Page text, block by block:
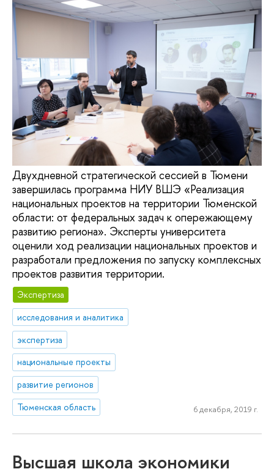
Двухдневной стратегической сессией в Тюмени
завершилась программа НИУ ВШЭ «Реализация
национальных проектов на территории Тюменской
области: от федеральных задач к опережающему
развитию региона». Эксперты университета
оценили ход реализации национальных проектов и
разработали предложения по запуску комплексных
проектов развития территории.
Экспертиза
исследования и аналитика
экспертиза
национальные проекты
развитие регионов
Тюменская область
6 декабря, 2019 г.
Высшая школа экономики